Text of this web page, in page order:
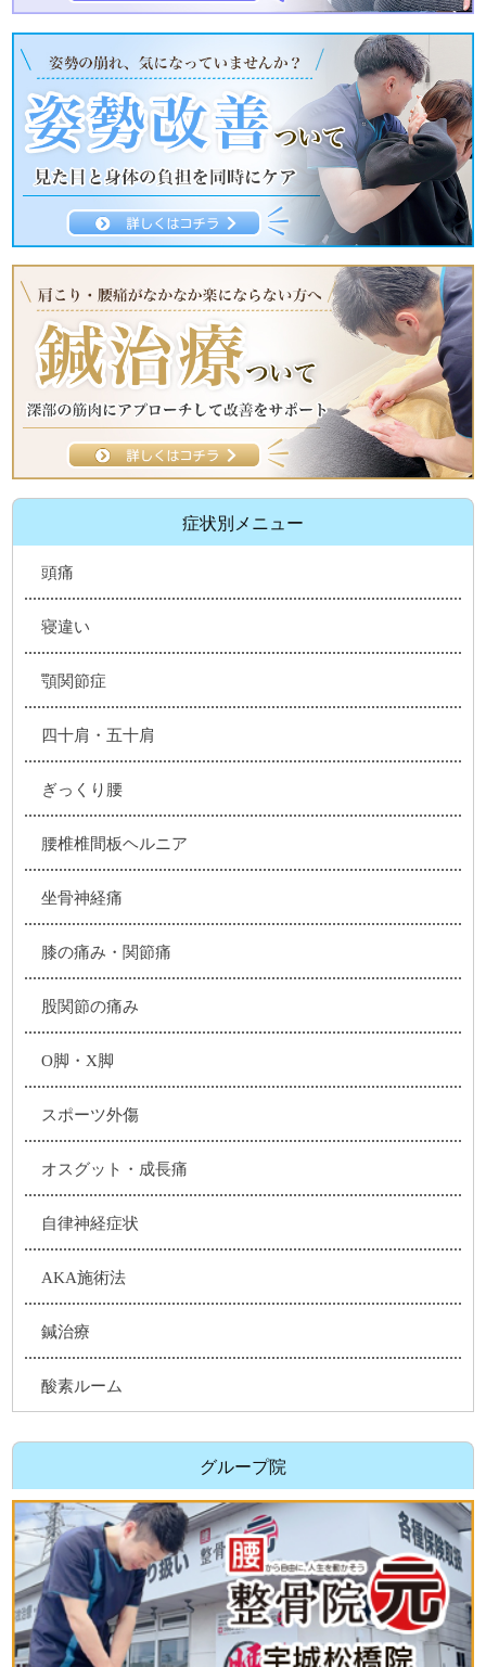
症状別メニュー
頭痛
寝違い
顎関節症
四十肩・五十肩
ぎっくり腰
腰椎椎間板ヘルニア
坐骨神経痛
膝の痛み・関節痛
股関節の痛み
O脚・X脚
スポーツ外傷
オスグット・成長痛
自律神経症状
AKA施術法
鍼治療
酸素ルーム
グループ院